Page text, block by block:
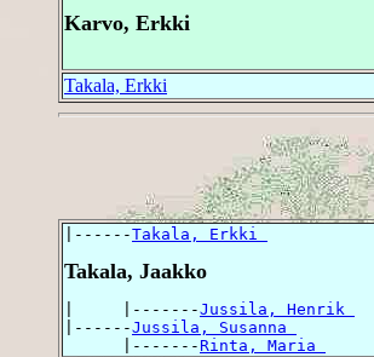
Karvo, Erkki
Takala, Erkki
|------Takala, Erkki
Takala, Jaakko
|     |-------Jussila, Henrik
|------Jussila, Susanna
      |-------
Rinta, Maria